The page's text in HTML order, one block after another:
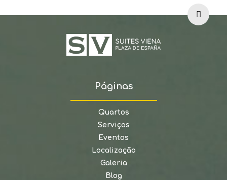
Páginas
Quartos
Serviços
Eventos
Localização
Galeria
Blog